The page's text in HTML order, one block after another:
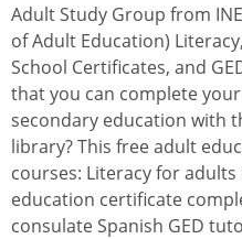
Adult Study Group from
of Adult Education)
School Certificates, and
that you can complete
secondary education with
library? This free adult
courses: Literacy for
education certificate
consulate Spanish GED